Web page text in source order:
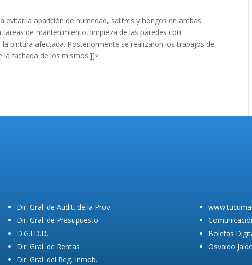
evitar la aparición de humedad, salitres y hongos en ambas
de mantenimiento, limpieza de las paredes con
pintura afectada. Posteriormente se realizaron los trabajos de
la fachada de los mismos.]]>
Dir. Gral. de Audit. de la Prov.
Dir. Gral. de Presupuesto
D.G.I.D.D.
Dir. Gral. de Rentas
Dir. Gral. del Reg. Inmob.
Boletas
Osvaldo